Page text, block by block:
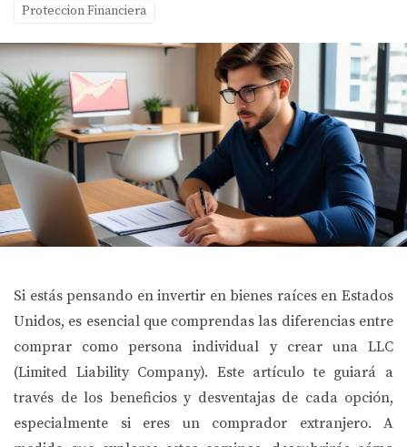
Proteccion Financiera
Si estás pensando en invertir en bienes raíces en Estados
Unidos, es esencial que comprendas las diferencias entre
comprar como persona individual y crear una LLC
(Limited Liability Company). Este artículo te guiará a
través de los beneficios y desventajas de cada opción,
especialmente si eres un comprador extranjero. A